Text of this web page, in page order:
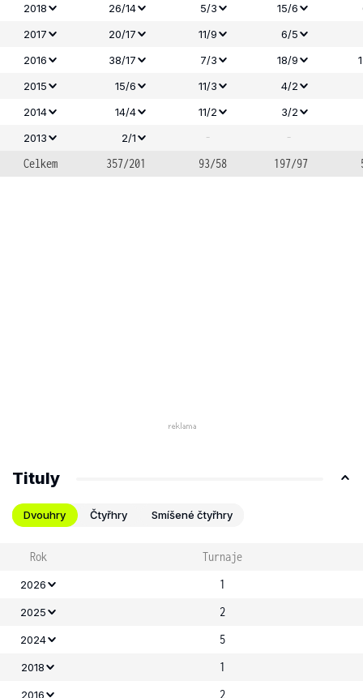
2018 26/14 5/3 15/6
2017
20/17 11/9 6/5
2016
38/17 7/3 18/9
2015
15/6 11/3
4/2
2014
14/4 11/2
3/2
2013
2/1 -
-
Celkem
357/201 93/58 197/97
Tituly
Dvouhry Čtyřhry Smíšené čtyřhry
Rok Turnaje
2026 1
2025 2
2024 5
2018 1
2016 2